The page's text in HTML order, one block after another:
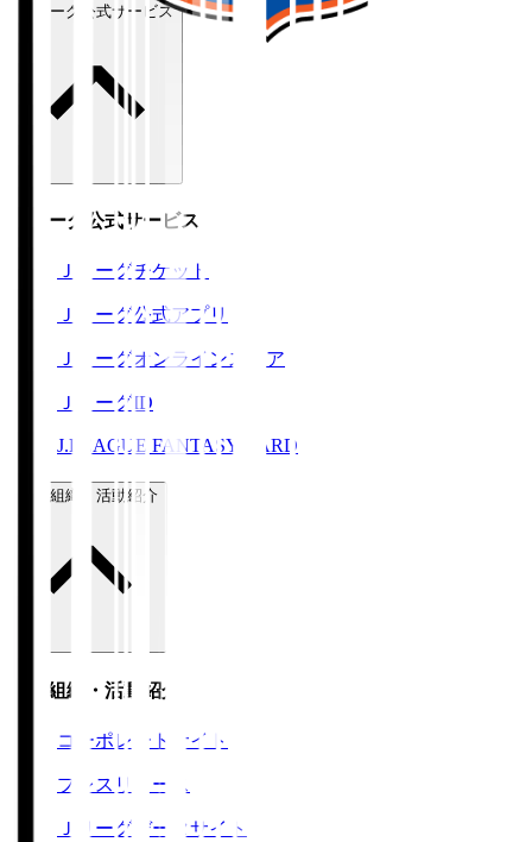
Ｊリーグ公式サービス
Ｊリーグ公式サービス
Ｊリーグチケット
Ｊリーグ公式アプリ
Ｊリーグオンラインストア
ＪリーグID
J.LEAGUE FANTASY CARD
運営組織・活動紹介
運営組織・活動紹介
コーポレートサイト
プレスリリース
Ｊリーグデータサイト